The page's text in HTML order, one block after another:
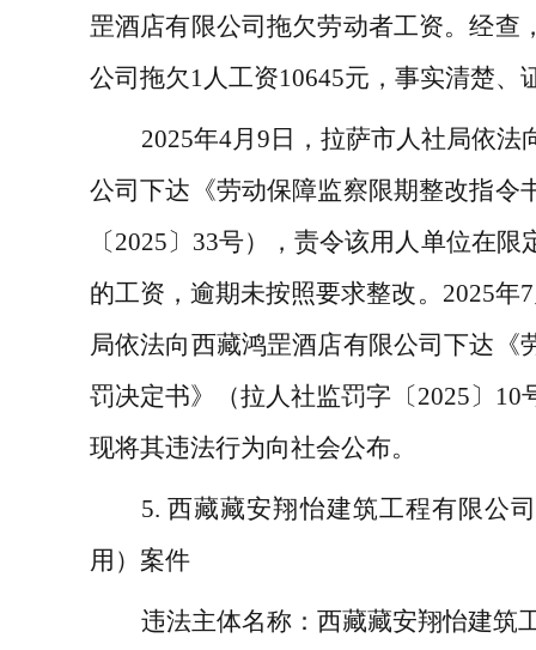
罡酒店有限公司拖欠劳动者工资。经查
公司拖欠 1 人工资10645元，事实清楚、
2025年4月 9 日，拉萨市人社局依法
公司下达《劳动保障监察限期整改指令
〔2025〕 33号），责令该用人单位在限
的工资，逾期未按照要求整改。 2025年7
局依法向西藏鸿罡酒店有限公司下达《
罚决定书》（拉人社监罚字〔2025〕 10
现将其违法行为向社会公布。
5.西藏藏安翔怡建筑工程有限公
用）案件
违法主体名称： 西藏藏安翔怡建筑